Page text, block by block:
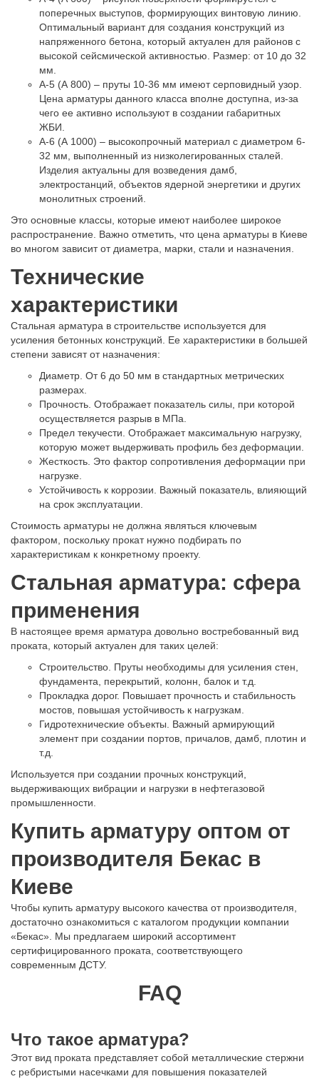
поперечных выступов, формирующих винтовую линию.
Оптимальный вариант для создания конструкций из
напряженного бетона, который актуален для районов с
высокой сейсмической активностью. Размер: от 10 до 32
мм.
А-5 (А 800) – пруты 10-36 мм имеют серповидный узор.
Цена арматуры данного класса вполне доступна, из-за
чего ее активно используют в создании габаритных
ЖБИ.
А-6 (А 1000) – высокопрочный материал с диаметром 6-
32 мм, выполненный из низколегированных сталей.
Изделия актуальны для возведения дамб,
электростанций, объектов ядерной энергетики и других
монолитных строений.
Это основные классы, которые имеют наиболее широкое
распространение. Важно отметить, что цена арматуры в Киеве
во многом зависит от диаметра, марки, стали и назначения.
Технические
характеристики
Стальная арматура в строительстве используется для
усиления бетонных конструкций. Ее характеристики в большей
степени зависят от назначения:
Диаметр. От 6 до 50 мм в стандартных метрических
размерах.
Прочность. Отображает показатель силы, при которой
осуществляется разрыв в МПа.
Предел текучести. Отображает максимальную нагрузку,
которую может выдерживать профиль без деформации.
Жесткость. Это фактор сопротивления деформации при
нагрузке.
Устойчивость к коррозии. Важный показатель, влияющий
на срок эксплуатации.
Стоимость арматуры не должна являться ключевым
фактором, поскольку прокат нужно подбирать по
характеристикам к конкретному проекту.
Стальная арматура: сфера
применения
В настоящее время арматура довольно востребованный вид
проката, который актуален для таких целей:
Строительство. Пруты необходимы для усиления стен,
фундамента, перекрытий, колонн, балок и т.д.
Прокладка дорог. Повышает прочность и стабильность
мостов, повышая устойчивость к нагрузкам.
Гидротехнические объекты. Важный армирующий
элемент при создании портов, причалов, дамб, плотин и
т.д.
Используется при создании прочных конструкций,
выдерживающих вибрации и нагрузки в нефтегазовой
промышленности.
Купить арматуру оптом от
производителя Бекас в
Киеве
Чтобы купить арматуру высокого качества от производителя,
достаточно ознакомиться с каталогом продукции компании
«Бекас». Мы предлагаем широкий ассортимент
сертифицированного проката, соответствующего
современным ДСТУ.
FAQ
Что такое арматура?
Этот вид проката представляет собой металлические стержни
с ребристыми насечками для повышения показателей